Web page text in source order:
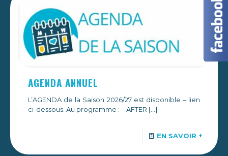
AGENDA ANNUEL
L’AGENDA de la Saison 2026/27 est disponible – lien
ci-dessous. Au programme : – AFTER […]
EN SAVOIR +